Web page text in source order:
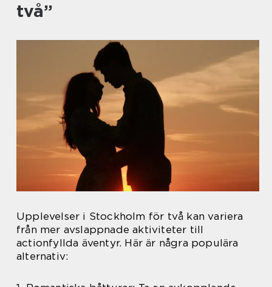
två”
Upplevelser i Stockholm för två kan variera
från mer avslappnade aktiviteter till
actionfyllda äventyr. Här är några populära
alternativ: